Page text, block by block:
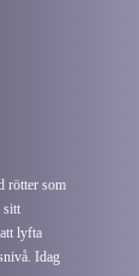
rötter som
sitt
lyfta
Idag